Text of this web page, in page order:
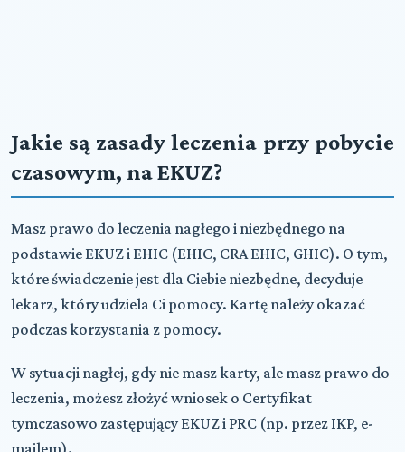
Jakie są zasady leczenia przy pobycie
czasowym, naEKUZ?
Masz prawo do leczenia nagłego i niezbędnego na
podstawie EKUZi EHIC (EHIC, CRA EHIC, GHIC). O tym,
które świadczenie jest dla Ciebie niezbędne, decyduje
lekarz, który udziela Ci pomocy. Kartę należy okazać
podczas korzystania z pomocy.
W sytuacji nagłej, gdy nie masz karty, ale masz prawo do
leczenia, możesz złożyć wniosek o Certyfikat
tymczasowo zastępujący EKUZi PRC (np. przez IKP, e-
mailem).